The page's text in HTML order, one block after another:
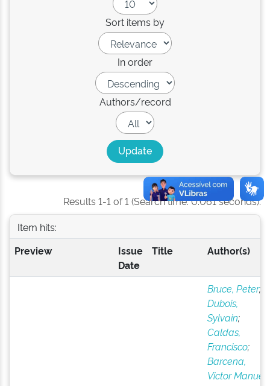
Sort items by
In order
Authors/record
Results 1-1 of 1 (Search time: 0.061 seconds).
Item hits:
Preview
Issue
Date
Title Author(s)
Bruce, Peter;
Dubois,
Sylvain;
Caldas,
Francisco;
Barcena,
Victor Manuel